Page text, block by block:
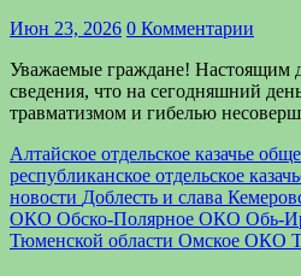
Июн 23, 2026 0 Комментарии
Уважаемые граждане! Настоящим
сведения, что на сегодняшний
травматизмом и гибелью
Алтайское отдельское казачье
республиканское отдельское
новости Доблесть и слава
ОКО Обско-Полярное ОКО Обь-
Тюменской области Омское ОКО